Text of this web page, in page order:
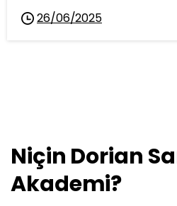
26/06/2025
Niçin Dorian
Akademi?